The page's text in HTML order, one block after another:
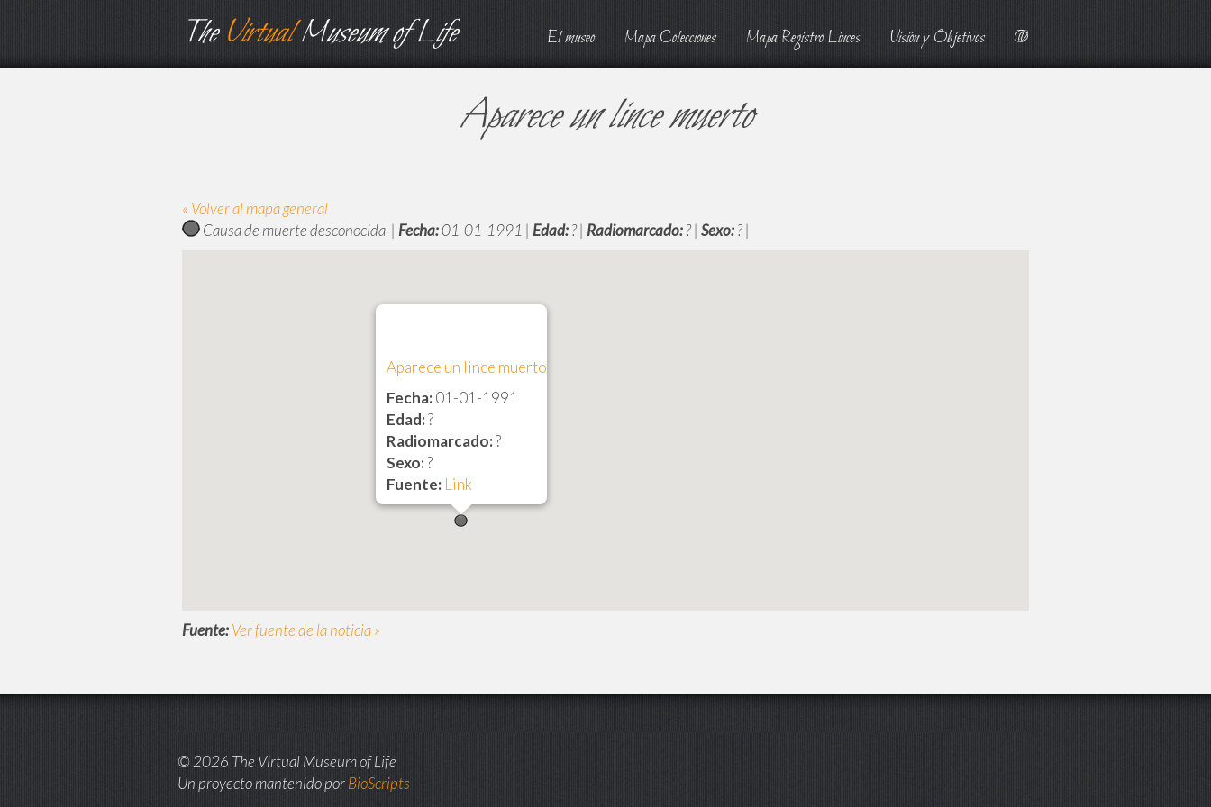
TheVirtualMuseum of Life El museo Mapa Colecciones Mapa Registro Linces Visión y Objetivos @
Aparece un lince muerto
« Volver al mapa general
Causa de muerte desconocida | Fecha:01-01-1991 | Edad:? | Radiomarcado:? | Sexo:? |
Aparece un lince muerto
Fecha: 01-01-1991
Edad:?
Radiomarcado:?
Sexo:?
Fuente: Link
Fuente:Ver fuente de la noticia »
© 2026 The Virtual Museum of Life
Un proyecto mantenido porBioScripts